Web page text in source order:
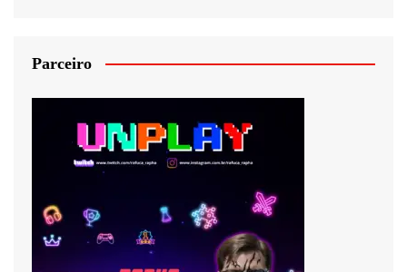
Parceiro